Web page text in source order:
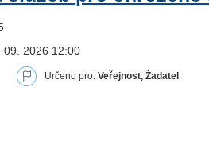
09. 2026 12:00
Určeno pro:Veřejnost, Žadatel